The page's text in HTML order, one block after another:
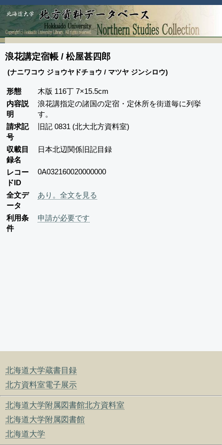
北海道大学蔵書目録
北方資料室電子展示
北海道大学附属図書館北方資料室
北海道大学附属図書館
北海道大学
浪花講定宿帳 / 松屋甚四郎
(ナニワコウ ジョウヤドチョウ / マツヤ ジンシロウ)
形態
木版 116丁 7×15.5cm
内容説
明
浪花講指定の諸国の定宿・定休所を街道毎に列挙
す。
請求記
号
旧記 0831 (北大北方資料室)
収載目
録名
日本北辺関係旧記目録
レコー
ドID
0A032160020000000
全文デ
ータ
あり。全文を見る
利用条
件
申請が必要です